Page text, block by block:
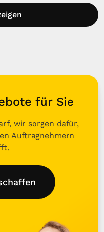
für Sie
wir sorgen dafür,
Auftragnehmern